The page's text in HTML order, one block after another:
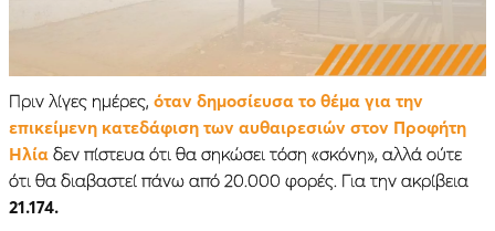
Πριν λίγες ημέρες, όταν δημοσίευσα το θέμα για την
επικείμενη κατεδάφιση των αυθαιρεσιών στον Προφήτη
Ηλία δεν πίστευα ότι θα σηκώσει τόση «σκόνη», αλλά ούτε
ότι θα διαβαστεί πάνω από 20.000 φορές. Για την ακρίβεια
21.174.